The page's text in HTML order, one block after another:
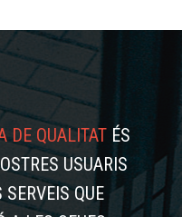
DE QUALITAT ÉS
USUARIS
QUE